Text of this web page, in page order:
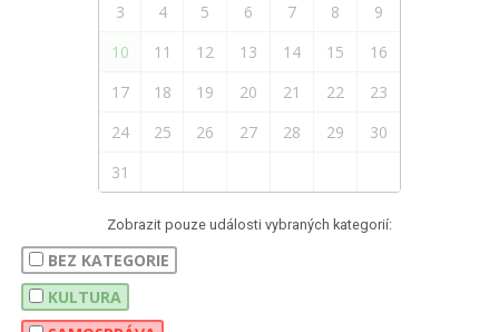
3
4 5 6 7 8
9
10
11 12 13 14 15
16
17
18 19 20 21 22
23
24
25 26 27 28 29
30
31
Zobrazit pouze události vybraných kategorií:
BEZ KATEGORIE
KULTURA